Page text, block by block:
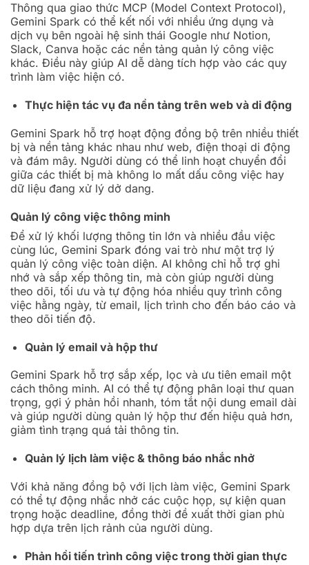
Thông qua giao thức MCP (Model Context Protocol),
Gemini Spark có thể kết nối với nhiều ứng dụng và
dịch vụ bên ngoài hệ sinh thái Google như Notion,
Slack, Canva hoặc các nền tảng quản lý công việc
khác. Điều này giúp AI dễ dàng tích hợp vào các quy
trình làm việc hiện có.
Thực hiện tác vụ đa nền tảng trên web và di động
Gemini Spark hỗ trợ hoạt động đồng bộ trên nhiều thiết
bị và nền tảng khác nhau như web, điện thoại di động
và đám mây. Người dùng có thể linh hoạt chuyển đổi
giữa các thiết bị mà không lo mất dấu công việc hay
dữ liệu đang xử lý dở dang.
Quản lý công việc thông minh
Để xử lý khối lượng thông tin lớn và nhiều đầu việc
cùng lúc, Gemini Spark đóng vai trò như một trợ lý
quản lý công việc toàn diện. AI không chỉ hỗ trợ ghi
nhớ và sắp xếp thông tin, mà còn giúp người dùng
theo dõi, tối ưu và tự động hóa nhiều quy trình công
việc hằng ngày, từ email, lịch trình cho đến báo cáo và
theo dõi tiến độ.
Quản lý email và hộp thư
Gemini Spark hỗ trợ sắp xếp, lọc và ưu tiên email một
cách thông minh. AI có thể tự động phân loại thư quan
trọng, gợi ý phản hồi nhanh, tóm tắt nội dung email dài
và giúp người dùng quản lý hộp thư đến hiệu quả hơn,
giảm tình trạng quá tải thông tin.
Quản lý lịch làm việc & thông báo nhắc nhở
Với khả năng đồng bộ với lịch làm việc, Gemini Spark
có thể tự động nhắc nhở các cuộc họp, sự kiện quan
trọng hoặc deadline, đồng thời đề xuất thời gian phù
hợp dựa trên lịch rảnh của người dùng.
Phản hồi tiến trình công việc trong thời gian thực